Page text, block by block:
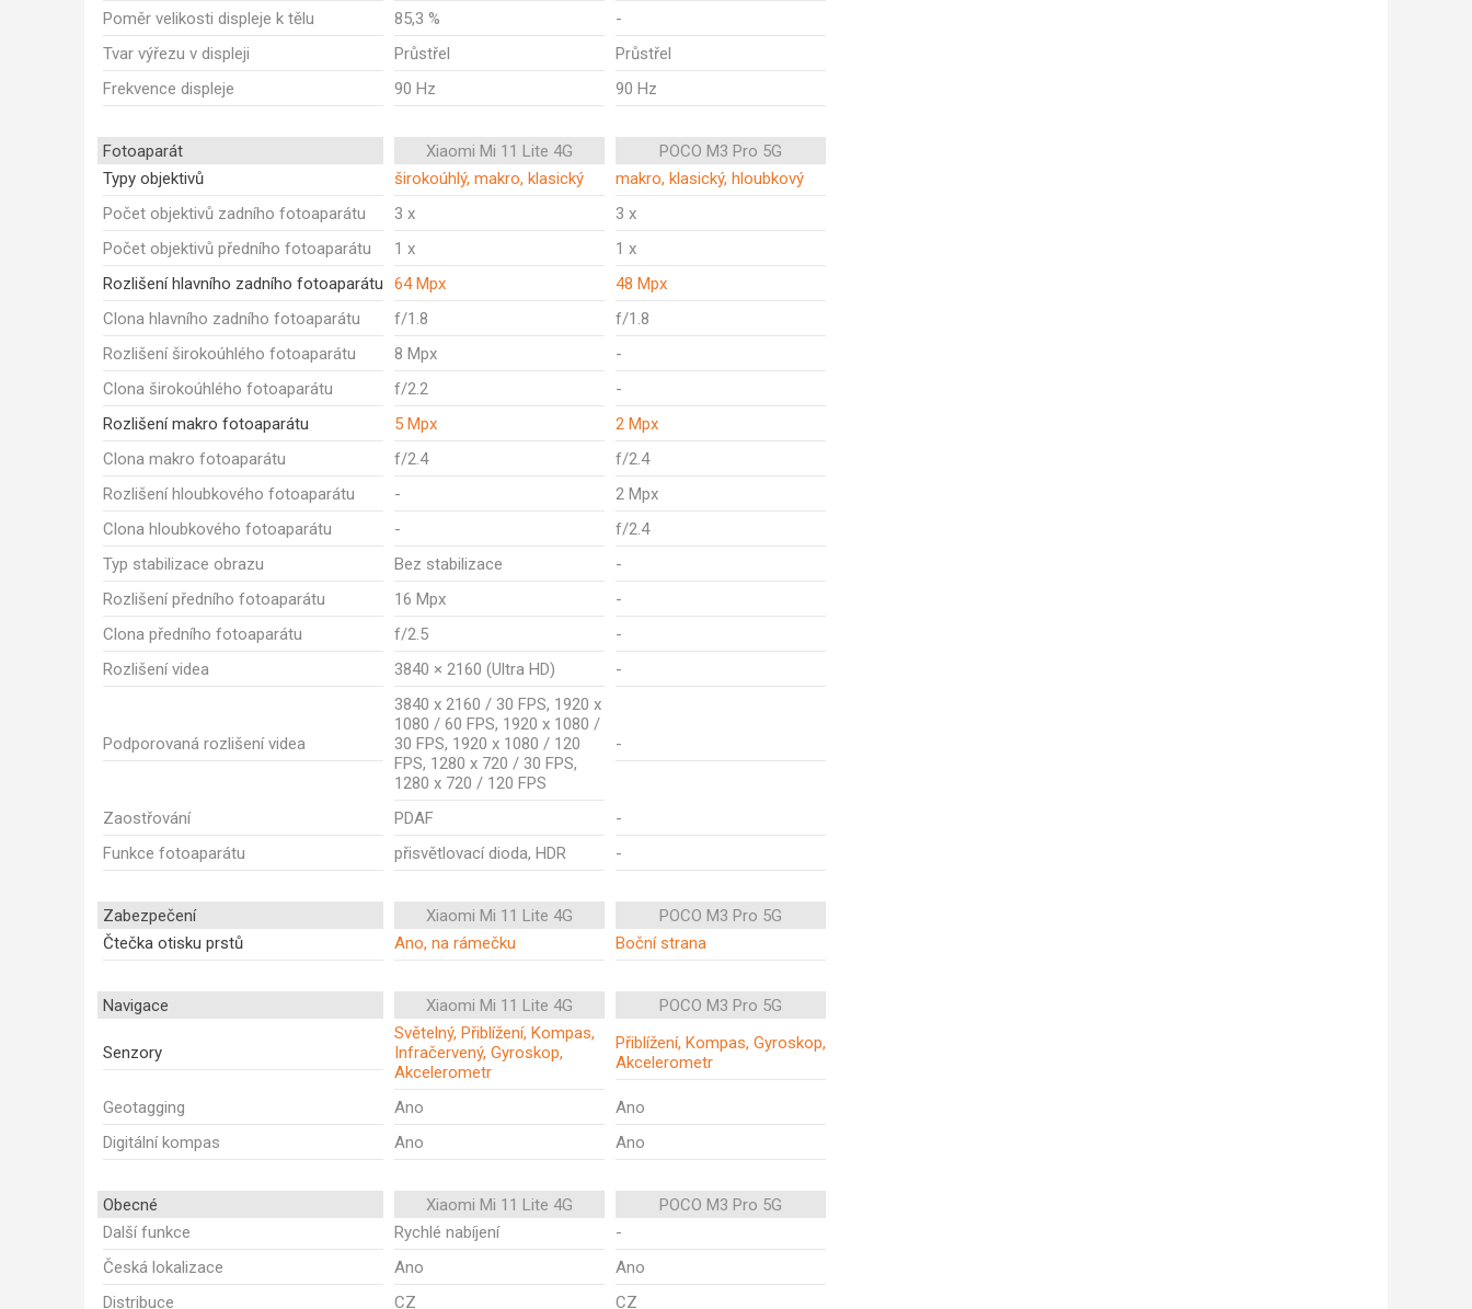
Poměr velikosti displeje k tělu
85,3 %
-
Tvar výřezu v displeji
Průstřel
Průstřel
Frekvence displeje
90 Hz 90 Hz
Fotoaparát Xiaomi Mi 11 Lite 4G
POCO M3 Pro 5G
Typy objektivů
širokoúhlý, makro, klasický
makro, klasický, hloubkový
Počet objektivů zadního fotoaparátu
3 x
3 x
Počet objektivů předního fotoaparátu
1 x
1 x
Rozlišení hlavního zadního fotoaparátu
64 Mpx
48 Mpx
Clona hlavního zadního fotoaparátu
f/1.8
f/1.8
Rozlišení širokoúhlého fotoaparátu
8 Mpx
-
Clona širokoúhlého fotoaparátu
f/2.2
-
Rozlišení makro fotoaparátu
5 Mpx
2 Mpx
Clona makro fotoaparátu
f/2.4
f/2.4
Rozlišení hloubkového fotoaparátu
-
2 Mpx
Clona hloubkového fotoaparátu
-
f/2.4
Typ stabilizace obrazu
Bez stabilizace
-
Rozlišení předního fotoaparátu
16 Mpx
-
Clona předního fotoaparátu
f/2.5
-
Rozlišení videa
3840 × 2160 (Ultra HD) -
Podporovaná rozlišení videa
3840 x 2160 / 30 FPS, 1920 x
1080 / 60 FPS, 1920 x 1080 /
30 FPS, 1920 x 1080 / 120
FPS, 1280 x 720 / 30 FPS,
1280 x 720 / 120 FPS
-
Zaostřování PDAF
-
Funkce fotoaparátu
přisvětlovací dioda, HDR -
Zabezpečení Xiaomi Mi 11 Lite 4G
POCO M3 Pro 5G
Čtečka otisku prstů
Ano, na rámečku Boční strana
Navigace Xiaomi Mi 11 Lite 4G POCO M3 Pro 5G
Senzory
Světelný, Přiblížení, Kompas,
Infračervený, Gyroskop,
Akcelerometr
Přiblížení, Kompas, Gyroskop,
Akcelerometr
Geotagging Ano
Ano
Digitální kompas
Ano Ano
Obecné Xiaomi Mi 11 Lite 4G
POCO M3 Pro 5G
Další funkce
Rychlé nabíjení
-
Česká lokalizace
Ano
Ano
Distribuce
CZ CZ